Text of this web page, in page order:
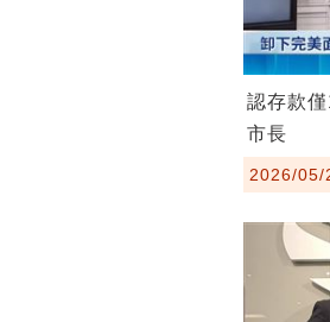
認存款
市長
2026/05/